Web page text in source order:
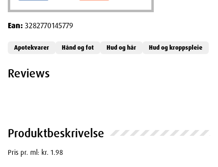
Produktbeskrivelse
Pris pr. ml: kr. 1.98
Ean:3282770145779
Apotekvarer Hånd og fot Hud og hår Hud og kroppspleie
Reviews